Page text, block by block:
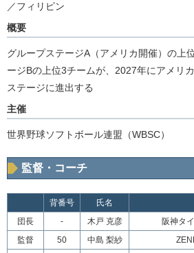
／フィリピン
概要
グループステージA（アメリカ開催）の上
ージBの上位3チームが、2027年にアメリ
ステージに進出する
主催
世界野球ソフトボール連盟（WBSC）
監督・コーチ
背番号 氏名
団長
- 木戸 克彦
阪神タ
監督
50 中島 梨紗